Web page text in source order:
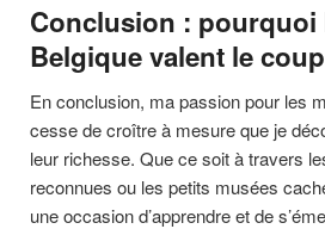
Conclusion : pourquoi
Belgique valent le coup
En conclusion, ma passion pour les
cesse de croître à mesure que je
leur richesse. Que ce soit à travers
reconnues ou les petits musées
une occasion d’apprendre et de